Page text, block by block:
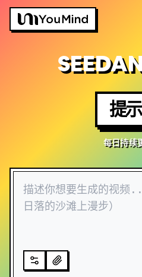
提
每日持续